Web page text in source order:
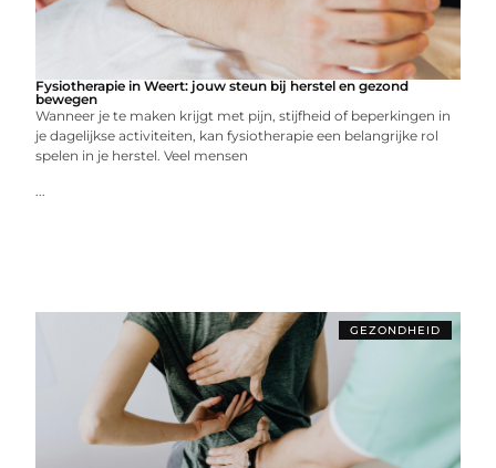
Fysiotherapie in Weert: jouw steun bij herstel en gezond
bewegen
Wanneer je te maken krijgt met pijn, stijfheid of beperkingen in
je dagelijkse activiteiten, kan fysiotherapie een belangrijke rol
spelen in je herstel. Veel mensen
...
GEZONDHEID